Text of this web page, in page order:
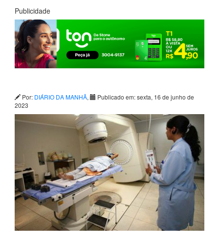
Publicidade
Por: DIÁRIO DA MANHÃ,
Publicado em: sexta, 16 de junho de
2023